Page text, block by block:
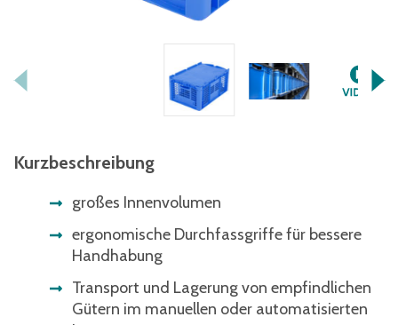
Kurzbeschreibung
großes Innenvolumen
ergonomische Durchfassgriffe für bessere
Handhabung
Transport und Lagerung von empfindlichen
Gütern im manuellen oder automatisierten